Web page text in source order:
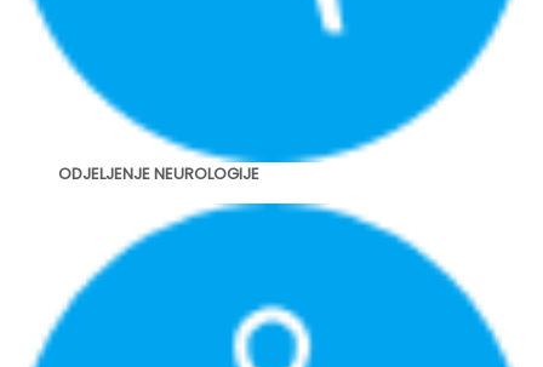
ODJELJENJE NEUROLOGIJE